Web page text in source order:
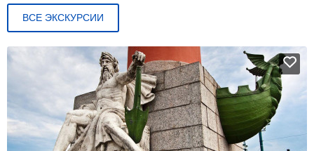
ВСЕ ЭКСКУРСИИ